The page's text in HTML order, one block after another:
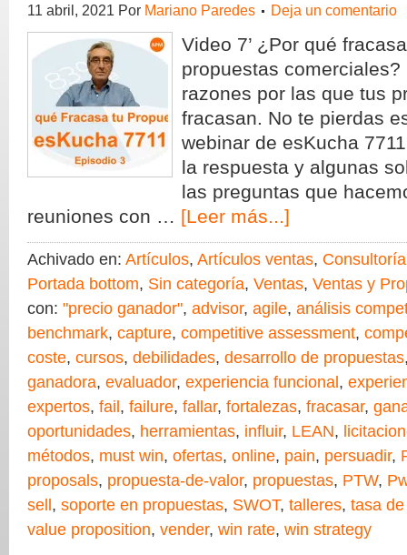
11 abril, 2021 Por Mariano Paredes Deja un comentario
Video 7’ ¿Por qué
propuestas comerciales?
razones por las que tus
fracasan. No te pierdas
webinar de esKucha
la respuesta y algunas
las preguntas que
reuniones con … [Leer más...]
Achivado en: Artículos, Artículos ventas, Consultoría
Portada bottom, Sin categoría, Ventas, Ventas y
con: "precio ganador", advisor, agile, análisis
benchmark, capture, competitive assessment,
coste, cursos, debilidades, desarrollo de propuestas
ganadora, evaluador, experiencia funcional ,
expertos, fail , failure, fallar, fortalezas, fracasar,
oportunidades, herramientas, influir, LEAN,
métodos, must win, ofertas, online, pain, persuadir,
proposals, propuesta-de-valor, propuestas, PTW,
sell , soporte en propuestas, SWOT, talleres, tasa
value proposition, vender, win rate, win strategy